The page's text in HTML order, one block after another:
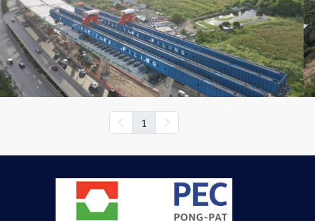
โครงการก่อสร้างทางแขกต่างระดับบ้านแพ้ว จังทวัด สมุทรสาคร
ทางหลวงหมายเลข 35 กม.38+400
1